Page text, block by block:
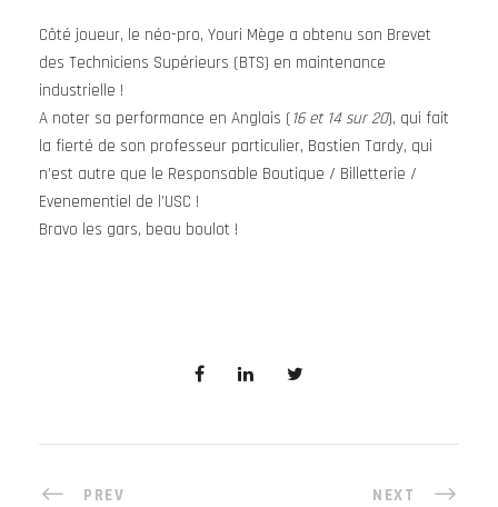
Côté joueur, le néo-pro, Youri Mège a obtenu son Brevet
des Techniciens Supérieurs (BTS) en maintenance
industrielle !
A noter sa performance en Anglais (16 et 14 sur 20), qui fait
la fierté de son professeur particulier, Bastien Tardy, qui
n’est autre que le Responsable Boutique / Billetterie /
Evenementiel de l’USC !
Bravo les gars, beau boulot !
PREV NEXT